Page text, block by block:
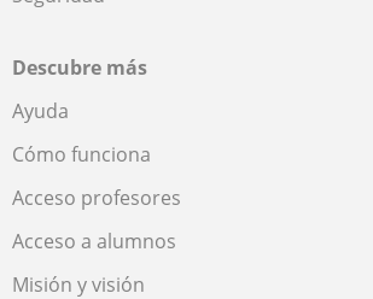
Descubre más
Ayuda
Cómo funciona
Acceso profesores
Acceso a alumnos
Misión y visión